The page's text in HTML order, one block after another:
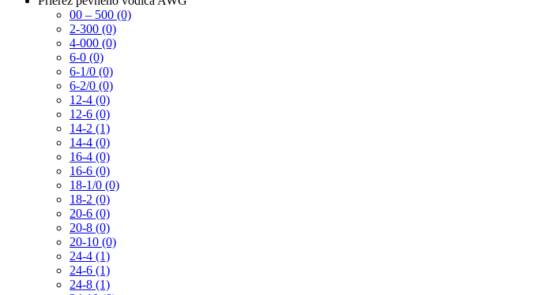
00 – 500 (0)
2-300 (0)
4-000 (0)
6-0 (0)
6-1/0 (0)
6-2/0 (0)
12-4 (0)
12-6 (0)
14-2 (1)
14-4 (0)
16-4 (0)
16-6 (0)
18-1/0 (0)
18-2 (0)
20-6 (0)
20-8 (0)
20-10 (0)
24-4 (1)
24-6 (1)
24-8 (1)